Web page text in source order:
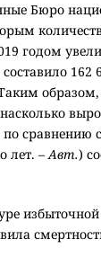
Бюро
годом
162
сравнению
лет. – Авт.)
избыточной